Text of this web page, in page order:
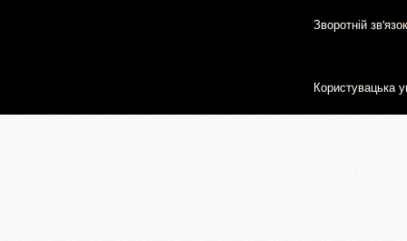
Зворотній зв'язок
Користувацька